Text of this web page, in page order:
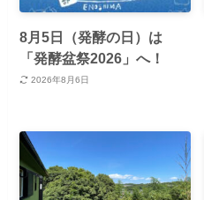
8月5日（発酵の日）は
「発酵盆祭2026」へ！
2026年8月6日